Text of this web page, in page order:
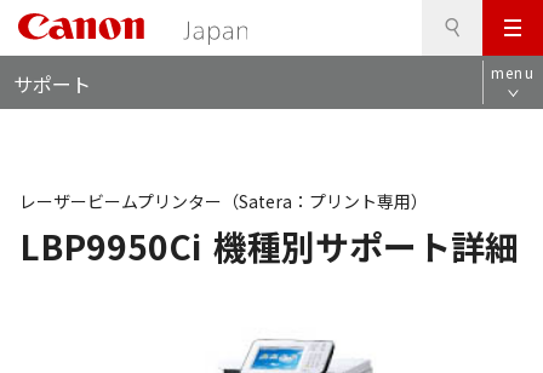
メ
ニ
ュ
サポート menu
LBP9950Ci 機種別サポート詳細
レーザービームプリンター（Satera：プリント専用）